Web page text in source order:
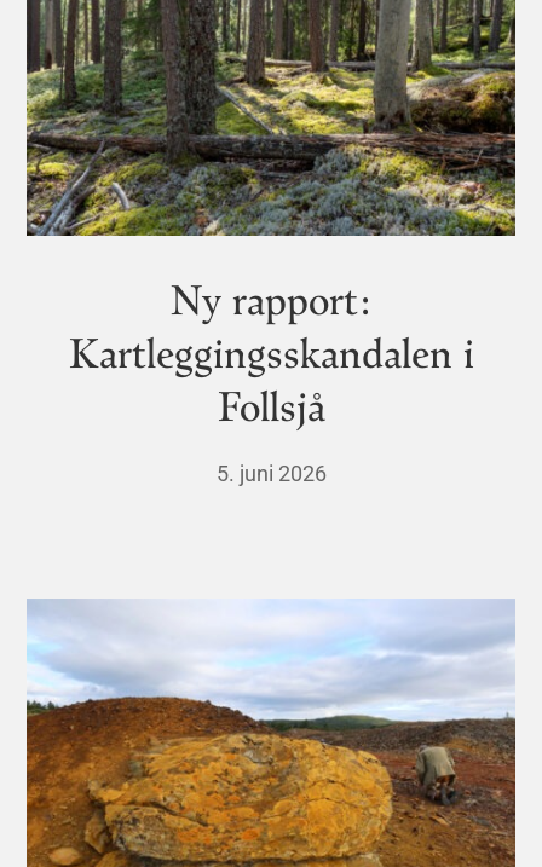
Ny rapport:
Kartleggingsskandalen i
Follsjå
5. juni 2026